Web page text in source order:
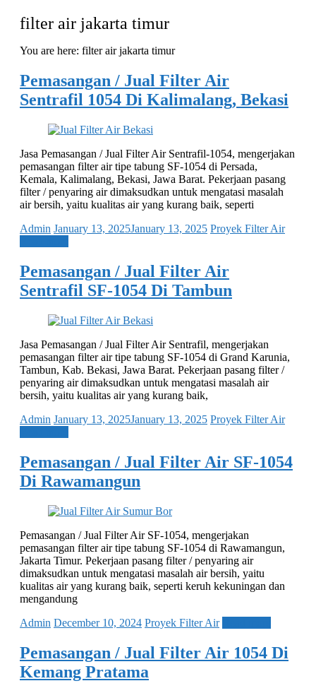
filter air jakarta timur
You are here: filter air jakarta timur
Pemasangan / Jual Filter Air
Sentrafil 1054 Di Kalimalang, Bekasi
Jasa Pemasangan / Jual Filter Air Sentrafil-1054, mengerjakan
pemasangan filter air tipe tabung SF-1054 di Persada,
Kemala, Kalimalang, Bekasi, Jawa Barat. Pekerjaan pasang
filter / penyaring air dimaksudkan untuk mengatasi masalah
air bersih, yaitu kualitas air yang kurang baik, seperti
Admin January 13, 2025January 13, 2025 Proyek Filter Air
Pemasangan / Jual Filter Air
Sentrafil SF-1054 Di Tambun
Jasa Pemasangan / Jual Filter Air Sentrafil, mengerjakan
pemasangan filter air tipe tabung SF-1054 di Grand Karunia,
Tambun, Kab. Bekasi, Jawa Barat. Pekerjaan pasang filter /
penyaring air dimaksudkan untuk mengatasi masalah air
bersih, yaitu kualitas air yang kurang baik,
Admin January 13, 2025January 13, 2025 Proyek Filter Air
Pemasangan / Jual Filter Air SF-1054
Di Rawamangun
Pemasangan / Jual Filter Air SF-1054, mengerjakan
pemasangan filter air tipe tabung SF-1054 di Rawamangun,
Jakarta Timur. Pekerjaan pasang filter / penyaring air
dimaksudkan untuk mengatasi masalah air bersih, yaitu
kualitas air yang kurang baik, seperti keruh kekuningan dan
mengandung
Admin December 10, 2024 Proyek Filter Air
Pemasangan / Jual Filter Air 1054 Di
Kemang Pratama